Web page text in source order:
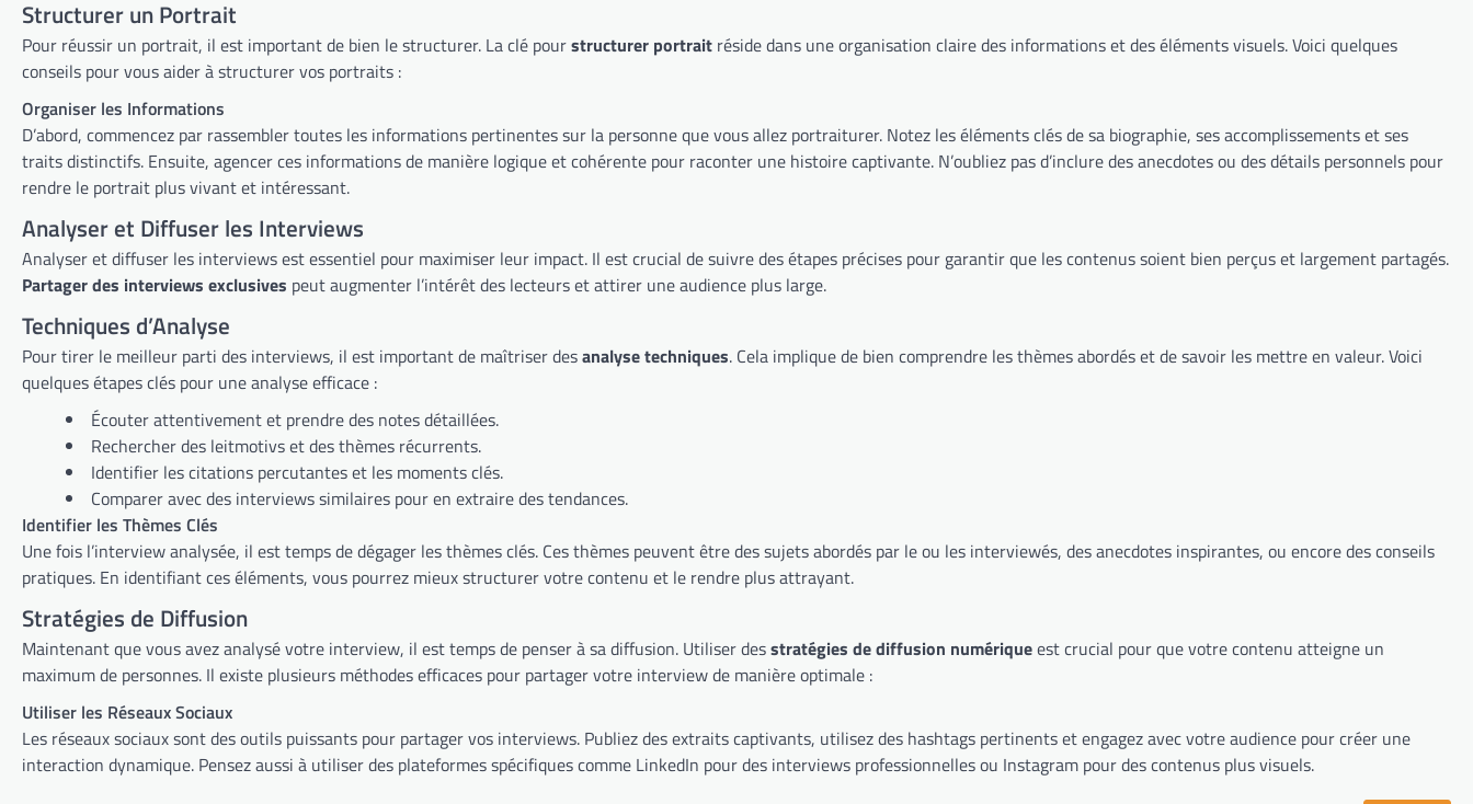
Structurer un Portrait
Pour réussir un portrait, il est important de bien le structurer. La clé pourstructurer portrait réside dans une organisation claire des informations et des éléments visuels. Voici quelques
conseils pour vous aider à structurer vos portraits :
Organiser les Informations
D’abord, commencez par rassembler toutes les informations pertinentes sur la personne que vous allez portraiturer. Notez les éléments clés de sa biographie, ses accomplissements et ses
traits distinctifs. Ensuite, agencer ces informations de manière logique et cohérente pour raconter une histoire captivante. N’oubliez pas d’inclure des anecdotes ou des détails personnels pour
rendre le portrait plus vivant et intéressant.
Analyser et Diffuser les Interviews
Analyser et diffuser les interviews est essentiel pour maximiser leur impact. Il est crucial de suivre des étapes précises pour garantir que les contenus soient bien perçus et largement partagés.
Partager des interviews exclusives peut augmenter l’intérêt des lecteurs et attirer une audience plus large.
Techniques d’Analyse
Pour tirer le meilleur parti des interviews, il est important de maîtriser desanalyse techniques. Cela implique de bien comprendre les thèmes abordés et de savoir les mettre en valeur. Voici
quelques étapes clés pour une analyse efficace :
Écouter attentivement et prendre des notes détaillées.
Rechercher des leitmotivs et des thèmes récurrents.
Identifier les citations percutantes et les moments clés.
Comparer avec des interviews similaires pour en extraire des tendances.
Identifier les Thèmes Clés
Une fois l’interview analysée, il est temps de dégager les thèmes clés. Ces thèmes peuvent être des sujets abordés par le ou les interviewés, des anecdotes inspirantes, ou encore des conseils
pratiques. En identifiant ces éléments, vous pourrez mieux structurer votre contenu et le rendre plus attrayant.
Stratégies de Diffusion
Maintenant que vous avez analysé votre interview, il est temps de penser à sa diffusion. Utiliser desstratégies de diffusion numériqueest crucial pour que votre contenu atteigne un
maximum de personnes. Il existe plusieurs méthodes efficaces pour partager votre interview de manière optimale :
Utiliser les Réseaux Sociaux
Les réseaux sociaux sont des outils puissants pour partager vos interviews. Publiez des extraits captivants, utilisez des hashtags pertinents et engagez avec votre audience pour créer une
interaction dynamique. Pensez aussi à utiliser des plateformes spécifiques comme LinkedIn pour des interviews professionnelles ou Instagram pour des contenus plus visuels.